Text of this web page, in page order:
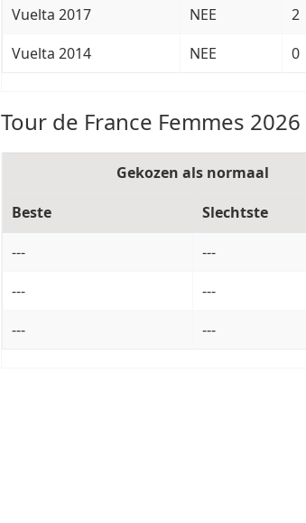
Vuelta 2017
NEE 2
Vuelta 2014
NEE 0
Tour de France Femmes 2026
Gekozen als normaal
Beste
Slechtste
---
---
---
---
---
---